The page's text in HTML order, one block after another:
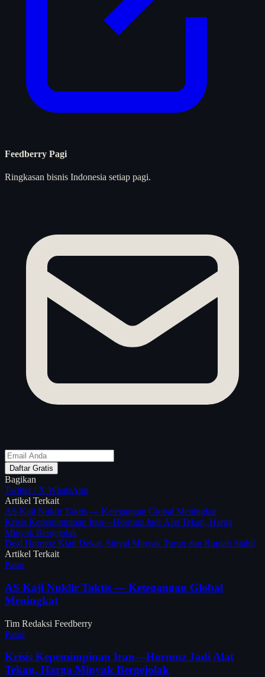
Feedberry Pagi
Ringkasan bisnis Indonesia setiap pagi.
Daftar Gratis
Bagikan
Twitter / X WhatsApp
Artikel Terkait
AS Kaji Nuklir Taktis — Ketegangan Global Meningkat
Krisis Kepemimpinan Iran—Hormuz Jadi Alat Tekan, Harga
Minyak Bergejolak
Deal Hormuz Kian Dekat, Sinyal Minyak Turun dan Rupiah Stabil
Artikel Terkait
Pasar
AS Kaji Nuklir Taktis — Ketegangan Global
Meningkat
Tim Redaksi Feedberry
Pasar
Krisis Kepemimpinan Iran—Hormuz Jadi Alat
Tekan, Harga Minyak Bergejolak